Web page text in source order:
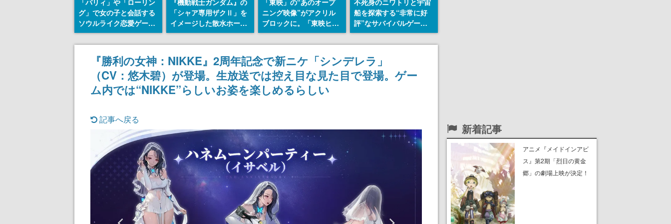
「パリィ」や「ローリン
グ」で女の子と会話する
ソウルライク恋愛ゲーム
『小早川さんはソウルラ
イク』無料公開。返事に
失敗すると「YOU
DIED」
『機動戦士ガンダム』の
「シャア専用ザクⅡ」を
イメージした散水ホース
リールが予約開始。本体
にはシャアのパーソナル
マークやジオン公国軍の
エンブレム、型式番号な
どを配置
「東映」の“あのオープ
ニング映像”がアクリル
ブロックに。「東映ヒス
トリカル グッズコレクシ
ョン」が8月下旬より発
不死身のニワトリと宇宙
船を探索する“非常に好
評”なサバイバルゲーム
『Breathedge』が無料
で配布中。入手できる期
間は8月10日まで
『勝利の女神：NIKKE』2周年記念で新ニケ「シンデレラ」
（CV：悠木碧）が登場。生放送では控え目な見た目で登場。ゲー
ム内では“NIKKE”らしいお姿を楽しめるらしい
記事へ戻る
新着記事
アニメ『メイドインアビ
ス』第2期「烈日の黄金
郷」の劇場上映が決定！